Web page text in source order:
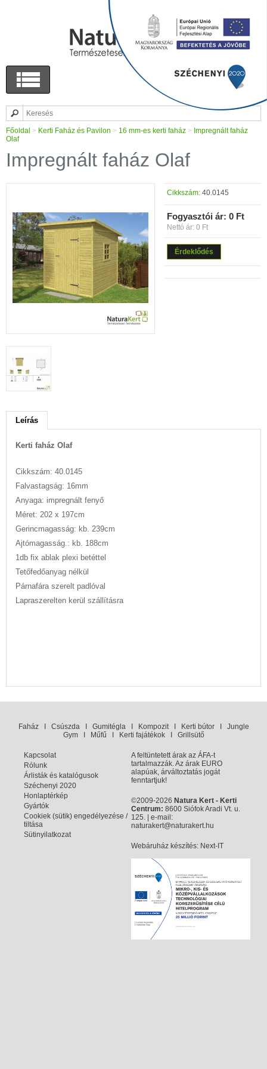
Főoldal > Kerti Faház és Pavilon > 16 mm-es kerti faház > Impregnált faház
Olaf
Impregnált faház Olaf
Cikkszám: 40.0145
Fogyasztói ár: 0 Ft
Nettó ár: 0 Ft
Érdeklődés
Leírás
Kerti faház Olaf
Cikkszám: 40.0145
Falvastagság: 16mm
Anyaga: impregnált fenyő
Méret: 202 x 197cm
Gerincmagasság: kb. 239cm
Ajtómagasság.: kb. 188cm
1db fix ablak plexi betéttel
Tetőfedőanyag nélkül
Párnafára szerelt padlóval
Lapraszerelten kerül szállításra
FaházI CsúszdaI GumitéglaI KompozitI Kerti bútorI Jungle
GymI Műfű Kerti fajátékokI Grillsütő
Kapcsolat
Rólunk
Árlisták és katalógusok
Széchenyi 2020
Honlaptérkép
Gyártók
Cookiek (sütik) engedélyezése /
tiltása
Sütinyilatkozat
A feltüntetett árak az ÁFA-t
tartalmazzák. Az árak EURO
alapúak, árváltoztatás jogát
fenntartjuk!
©2009-2026 Natura Kert - Kerti
Centrum: 8600 Siófok Aradi Vt. u.
125. | e-mail:
naturakert@naturakert.hu
Webáruház készítés: Next-IT